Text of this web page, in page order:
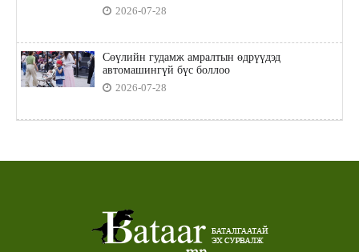
2026-07-28
Сөүлийн гудамж амралтын өдрүүдэд
автомашингүй бүс боллоо
2026-07-28